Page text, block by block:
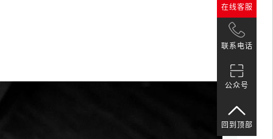
在线客服
联系电话
公众号
回到顶部